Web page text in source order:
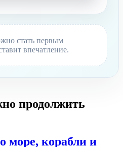
стать первым
впечатление.
продолжить
море, корабли и